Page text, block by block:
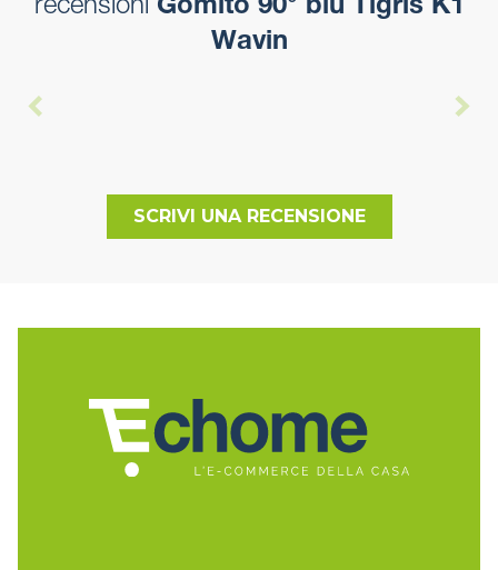
recensioni Gomito 90° blu Tigris K1
Wavin
SCRIVI UNA RECENSIONE